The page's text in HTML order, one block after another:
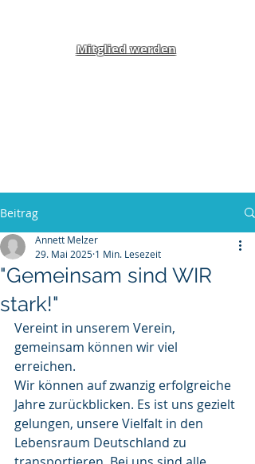
Mitglied werden
Beitrag
"Gemeinsam sind WIR
stark!"
Annett Melzer
29. Mai 2025 1 Min. Lesezeit
Vereint in unserem Verein,
gemeinsam können wir viel
erreichen.
Wir können auf zwanzig erfolgreiche
Jahre zurückblicken. Es ist uns gezielt
gelungen, unsere Vielfalt in den
Lebensraum Deutschland zu